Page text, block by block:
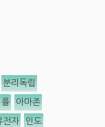
분리독립
아마존
전자 인도